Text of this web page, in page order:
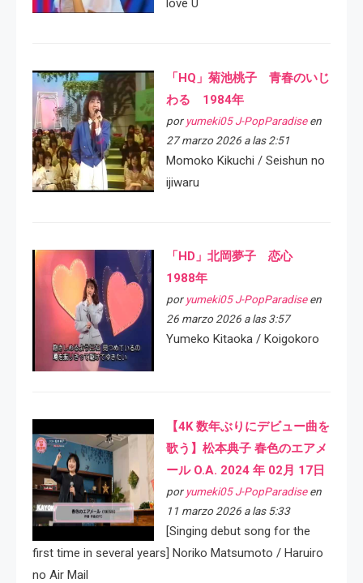
love U
「HQ」菊池桃子 青春のいじ
わる 1984年
por yumeki05 J-PopParadiseen
27 marzo 2026 a las 2:51
Momoko Kikuchi / Seishun no
ijiwaru
「HD」北岡夢子 恋心
1988年
por yumeki05 J-PopParadiseen
26 marzo 2026 a las 3:57
Yumeko Kitaoka / Koigokoro
【4K 数年ぶりにデビュー曲を
歌う】松本典子 春色のエアメ
ール O.A. 2024 年 02月 17日
por yumeki05 J-PopParadiseen
11 marzo 2026 a las 5:33
[Singing debut song for the
first time in several years] Noriko Matsumoto / Haruiro
no Air Mail